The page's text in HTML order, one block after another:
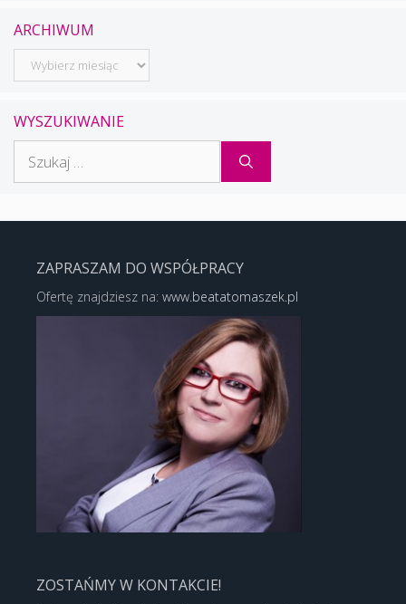
ARCHIWUM
Archiwum
WYSZUKIWANIE
ZAPRASZAM DO WSPÓŁPRACY
Ofertę znajdziesz na: www.beatatomaszek.pl
ZOSTAŃMY W KONTAKCIE!